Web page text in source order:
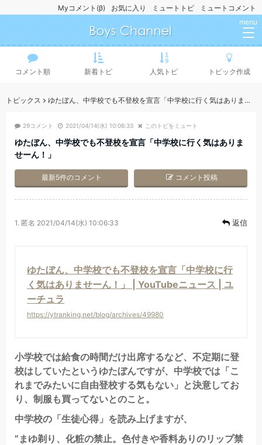
ミュートコメント
ミュートトピ
お気に入り
Myコメント(β)
menu
コメント順 新着トピ 人気トピ トピック作成
トピックス ゆたぼん、中学校でも不登校を宣言「中学校に行く気はありませーん！」
29コメント 2021/04/14(水) 10:06:33 このトピをミュート
ゆたぼん、中学校でも不登校を宣言「中学校に行く気はありま
せーん！」
コメント投稿
最新5件のコメント
1. 匿名 2021/04/14(水) 10:06:33 返信
ゆたぼん、中学校でも不登校を宣言「中学校に行
く気はありませーん！」 | YouTubeニュース | ユ
ーチュラ
https://ytranking.net/blog/archives/49980
小学校では給食の時間だけ出席するなど、不定期に登
校はしていたというゆたぼんですが、中学校では「こ
れまでみたいに自由登校する気もない」と決意してお
り、制服も買ってないとのこと。
中学校の「生徒心得」を読み上げますが、
”まゆ剃り、化粧の禁止。色付きや香料ありのリップ禁